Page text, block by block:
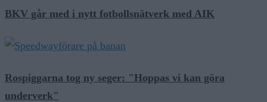
BKV går med i nytt fotbollsnätverk med AIK
Rospiggarna tog ny seger: "Hoppas vi kan göra
underverk"